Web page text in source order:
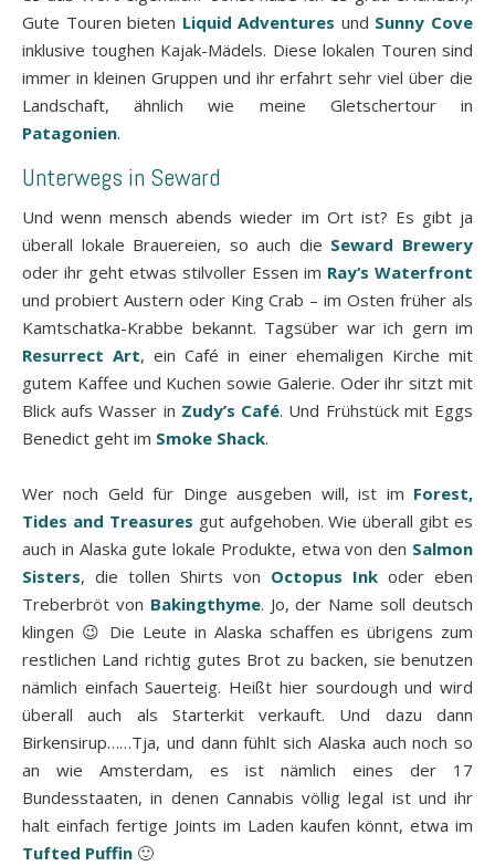
Gute Touren bieten Liquid Adventures und Sunny Cove
inklusive toughen Kajak-Mädels. Diese lokalen Touren sind
immer in kleinen Gruppen und ihr erfahrt sehr viel über die
Landschaft, ähnlich wie meine Gletschertour in
Patagonien.
Unterwegs in Seward
Und wenn mensch abends wieder im Ort ist? Es gibt ja
überall lokale Brauereien, so auch die Seward Brewery
oder ihr geht etwas stilvoller Essen im Ray‘s Waterfront
und probiert Austern oder King Crab – im Osten früher als
Kamtschatka-Krabbe bekannt. Tagsüber war ich gern im
Resurrect Art, ein Café in einer ehemaligen Kirche mit
gutem Kaffee und Kuchen sowie Galerie. Oder ihr sitzt mit
Blick aufs Wasser in Zudy’s Café. Und Frühstück mit Eggs
Benedict geht im Smoke Shack.
Wer noch Geld für Dinge ausgeben will, ist im Forest,
Tides and Treasures gut aufgehoben. Wie überall gibt es
auch in Alaska gute lokale Produkte, etwa von den Salmon
Sisters, die tollen Shirts von Octopus Ink oder eben
Treberbröt von Bakingthyme. Jo, der Name soll deutsch
klingen 😉 Die Leute in Alaska schaffen es übrigens zum
restlichen Land richtig gutes Brot zu backen, sie benutzen
nämlich einfach Sauerteig. Heißt hier sourdough und wird
überall auch als Starterkit verkauft. Und dazu dann
Birkensirup……Tja, und dann fühlt sich Alaska auch noch so
an wie Amsterdam, es ist nämlich eines der 17
Bundesstaaten, in denen Cannabis völlig legal ist und ihr
halt einfach fertige Joints im Laden kaufen könnt, etwa im
Tufted Puffin 🙂